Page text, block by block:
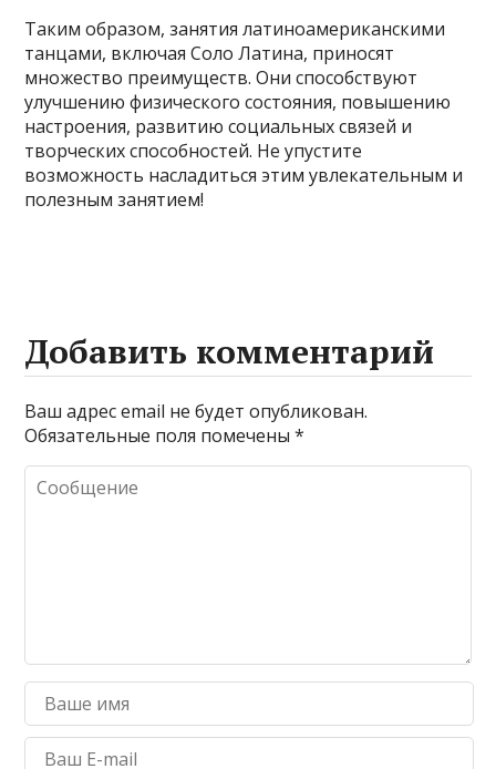
Таким образом, занятия латиноамериканскими
танцами, включая Соло Латина, приносят
множество преимуществ. Они способствуют
улучшению физического состояния, повышению
настроения, развитию социальных связей и
творческих способностей. Не упустите
возможность насладиться этим увлекательным и
полезным занятием!
Добавить комментарий
Ваш адрес email не будет опубликован.
Обязательные поля помечены*